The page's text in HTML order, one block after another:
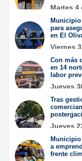
Martes 4
para
en El
Viernes
Con más
en 14
labor
Jueves
Tras
Jueves
a
frente